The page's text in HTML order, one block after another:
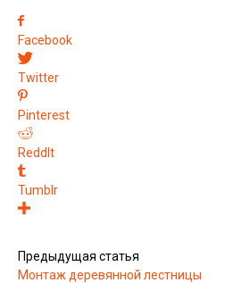
Facebook
Twitter
Pinterest
ReddIt
Tumblr
Предыдущая статья
Монтаж деревянной лестницы